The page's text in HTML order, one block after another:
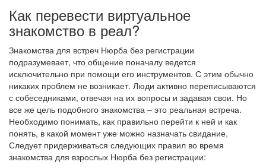
Как перевести виртуальное
знакомство в реал?
Знакомства для встреч Нюрба без регистрации
подразумевает, что общение поначалу ведется
исключительно при помощи его инструментов. С этим обычно
никаких проблем не возникает. Люди активно переписываются
с собеседниками, отвечая на их вопросы и задавая свои. Но
все же цель подобного знакомства – это реальная встреча.
Необходимо понимать, как правильно перейти к ней и как
понять, в какой момент уже можно назначать свидание.
Следует придерживаться следующих правил во время
знакомства для взрослых Нюрба без регистрации: